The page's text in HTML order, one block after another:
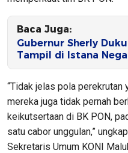
Baca Juga:
Gubernur Sherly
Tampil di Istana
“Tidak jelas pola perekrutan
mereka juga tidak pernah
keikutsertaan di BK PON,
satu cabor unggulan,”
Sekretaris Umum KONI